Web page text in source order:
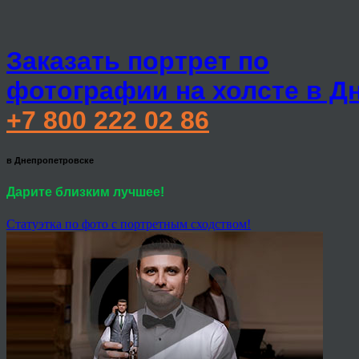
Заказать портрет по
фотографии на холсте в
+7 800 222 02 86
в Днепропетровске
Дарите близким лучшее!
Статуэтка по фото с портретным сходством!